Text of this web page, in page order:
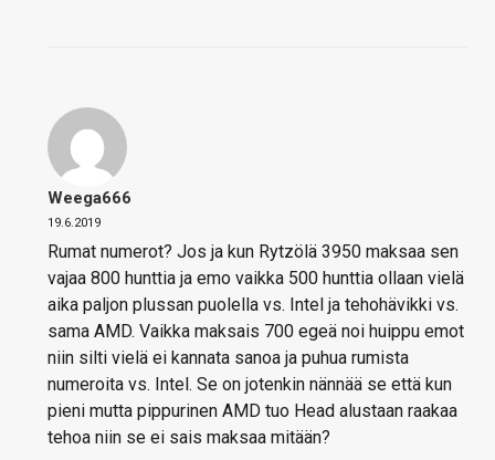
Weega666
19.6.2019
Rumat numerot? Jos ja kun Rytzölä 3950 maksaa sen
vajaa 800 hunttia ja emo vaikka 500 hunttia ollaan vielä
aika paljon plussan puolella vs. Intel ja tehohävikki vs.
sama AMD. Vaikka maksais 700 egeä noi huippu emot
niin silti vielä ei kannata sanoa ja puhua rumista
numeroita vs. Intel. Se on jotenkin nännää se että kun
pieni mutta pippurinen AMD tuo Head alustaan raakaa
tehoa niin se ei sais maksaa mitään?